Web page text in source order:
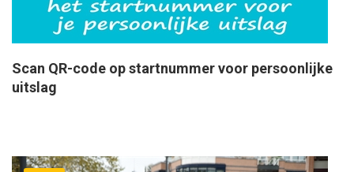
Scan QR-code op startnummer voor persoonlijke
uitslag